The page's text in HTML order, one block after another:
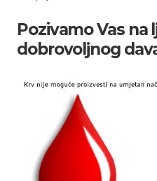
Pozivamo Vas na
dobrovoljnog